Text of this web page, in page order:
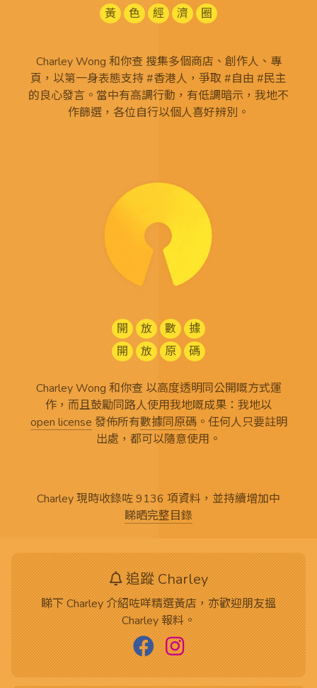
黃 色 經 濟 圈
Charley Wong 和你查 搜集多個商店、創作人、專
頁，以第一身表態支持 #香港人，爭取 #自由 #民主
的良心發言。當中有高調行動，有低調暗示，我地不
作篩選，各位自行以個人喜好辨別。
開 放 數
據
開
放 原 碼
Charley Wong 和你查 以高度透明同公開嘅方式運
作，而且鼓勵同路人使用我地嘅成果：我地以
open license 發佈所有數據同原碼。任何人只要註明
出處，都可以隨意使用。
Charley 現時收錄咗 9136 項資料，並持續增加中
睇晒完整目錄
追蹤 Charley
睇下 Charley 介紹咗咩精選黃店，亦歡迎朋友搵
Charley 報料。